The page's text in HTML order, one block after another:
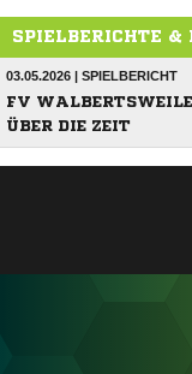
SPIELBERICHTE &
03.05.2026 | SPIELBERICHT
FV
ÜBER DIE ZEIT